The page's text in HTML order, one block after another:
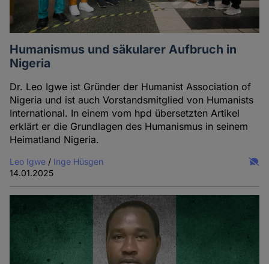
Humanismus und säkularer Aufbruch in
Nigeria
Dr. Leo Igwe ist Gründer der Humanist Association of
Nigeria und ist auch Vorstandsmitglied von Humanists
International. In einem vom hpd übersetzten Artikel
erklärt er die Grundlagen des Humanismus in seinem
Heimatland Nigeria.
Leo Igwe / Inge Hüsgen
14.01.2025